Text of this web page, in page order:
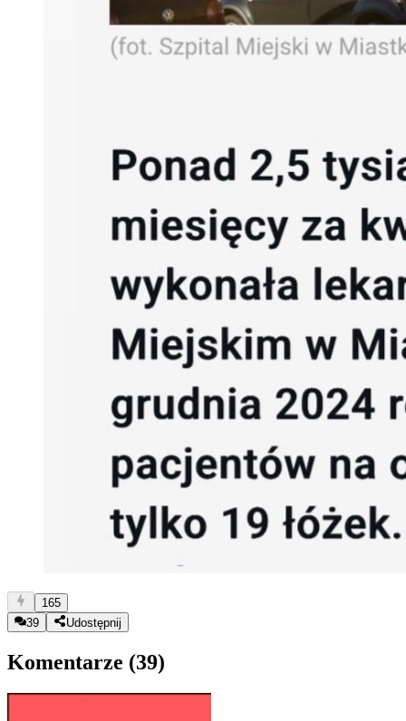
165
39
Udostępnij
Komentarze (39)